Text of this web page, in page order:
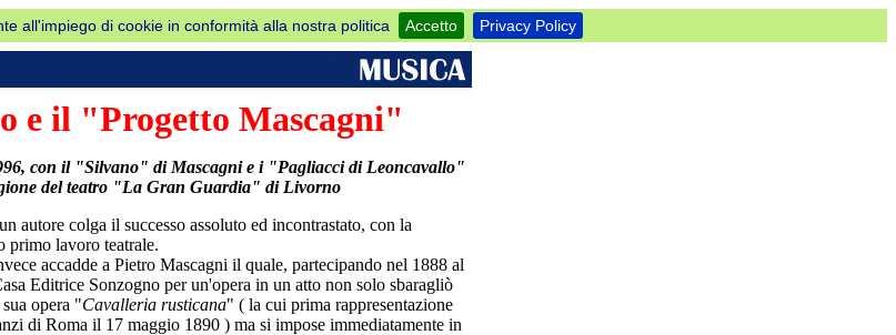
all'impiego di cookie in conformità alla nostra politica Accetto Privacy Policy
e il "Progetto Mascagni"
con il "Silvano" di Mascagni e i "Pagliacci di Leoncavallo"
del teatro "La Gran Guardia" di Livorno
autore colga il successo assoluto ed incontrastato, con la
primo lavoro teatrale.
accadde a Pietro Mascagni il quale, partecipando nel 1888 al
Editrice Sonzogno per un'opera in un atto non solo sbaragliò
opera "Cavalleria rusticana" ( la cui prima rappresentazione
di Roma il 17 maggio 1890 ) ma si impose immediatamente in